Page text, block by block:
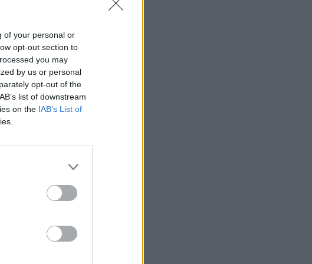
of your personal or
opt-out section to
you may
by us or personal
opt-out of the
list of downstream
on the IAB’s List of
Mina WathneBilde 1 av 1